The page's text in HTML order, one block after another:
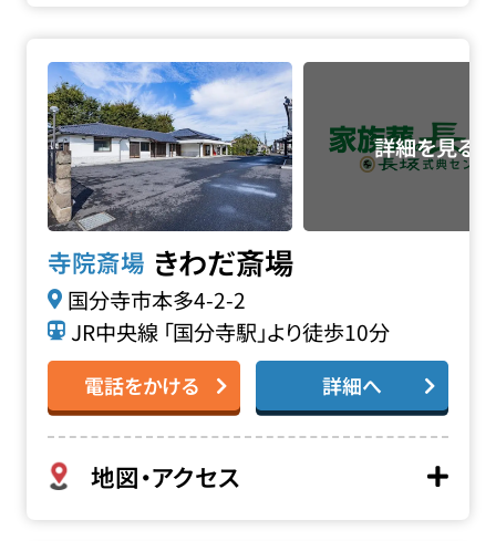
寺院斎場 きわだ斎場
国分寺市本多4-2-2
JR中央線 「国分寺駅」より徒歩10分
電話をかける 詳細へ
地図・アクセス
きわだ斎場の詳細へ